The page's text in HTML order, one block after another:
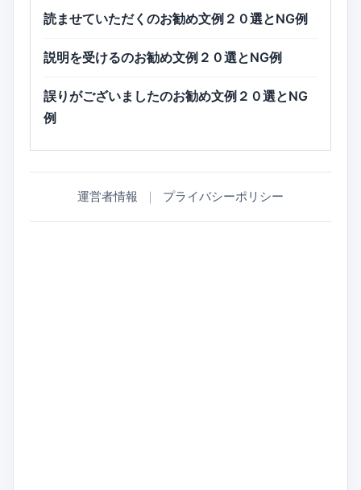
読ませていただくのお勧め文例２０選とNG例
説明を受けるのお勧め文例２０選とNG例
誤りがございましたのお勧め文例２０選とNG
例
運営者情報 ｜ プライバシーポリシー